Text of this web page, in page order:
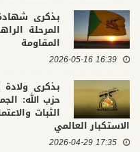
بذكرى
المرحلة
المقاومة
16:39 2026-05-16
بذكرى ولادة
حزب الله:
الثبات
الاستكبار العالمي
17:35 2026-04-29